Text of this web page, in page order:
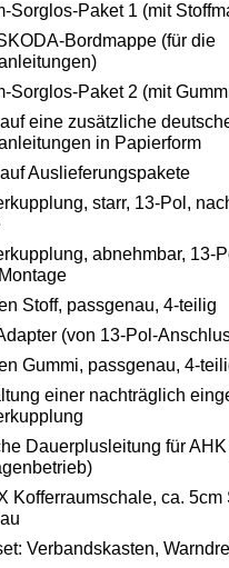
Sorglos-Paket 1 (mit
Bordmappe (für die
Sorglos-Paket 2 (mit
eine zusätzliche
in Papierform
Auslieferungspakete
starr, 13-Pol,
abnehmbar, 13-
Stoff, passgenau, 4-teilig
(von 13-Pol-
Gummi, passgenau, 4-
einer nachträglich
Dauerplusleitung für AHK
Kofferraumschale, ca. 5cm
Verbandskasten,